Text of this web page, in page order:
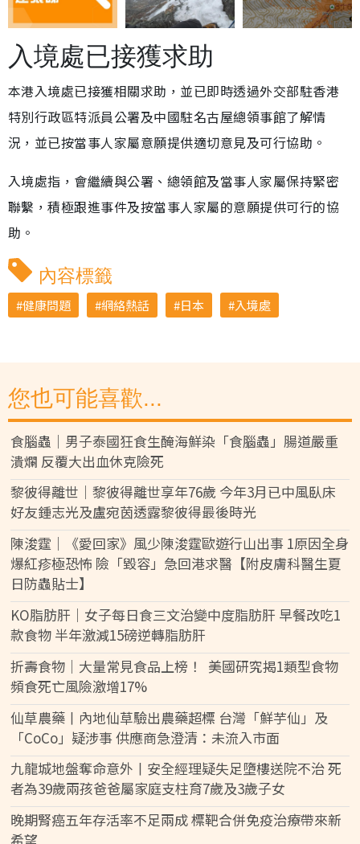
入境處已接獲求助
本港入境處已接獲相關求助，並已即時透過外交部駐香港
特別行政區特派員公署及中國駐名古屋總領事館了解情
況，並已按當事人家屬意願提供適切意見及可行協助。
入境處指，會繼續與公署、總領館及當事人家屬保持緊密
聯繫，積極跟進事件及按當事人家屬的意願提供可行的協
助。
內容標籤
健康問題 網絡熱話 日本 入境處
您也可能喜歡...
食腦蟲｜男子泰國狂食生醃海鮮染「食腦蟲」腸道嚴重
潰爛 反覆大出血休克險死
黎彼得離世｜黎彼得離世享年76歲 今年3月已中風臥床
好友鍾志光及盧宛茵透露黎彼得最後時光
陳浚霆｜《愛回家》風少陳浚霆歐遊行山出事 1原因全身
爆紅疹極恐怖 險「毀容」急回港求醫【附皮膚科醫生夏
日防蟲貼士】
KO脂肪肝｜女子每日食三文治變中度脂肪肝 早餐改吃1
款食物 半年激減15磅逆轉脂肪肝
折壽食物｜大量常見食品上榜！ 美國研究揭1類型食物
頻食死亡風險激增17%
仙草農藥丨內地仙草驗出農藥超標 台灣「鮮芋仙」及
「CoCo」疑涉事 供應商急澄清：未流入市面
九龍城地盤奪命意外丨安全經理疑失足墮樓送院不治 死
者為39歲兩孩爸爸屬家庭支柱育7歲及3歲子女
晚期腎癌五年存活率不足兩成 標靶合併免疫治療帶來新
希望